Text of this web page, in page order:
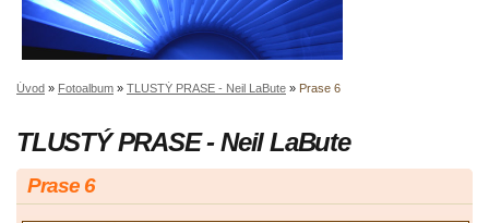
Úvod » Fotoalbum » TLUSTÝ PRASE - Neil LaBute » Prase 6
TLUSTÝ PRASE - Neil LaBute
Prase 6